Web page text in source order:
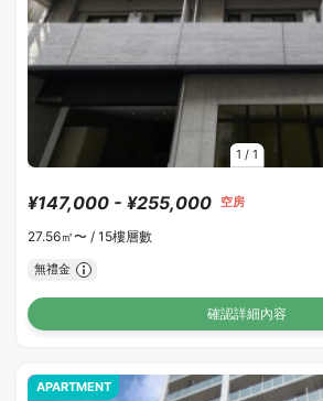
1 / 1
¥147,000 - ¥255,000 空房
27.56㎡〜 / 15樓層數
無禮金
確認詳細內容
APARTMENT